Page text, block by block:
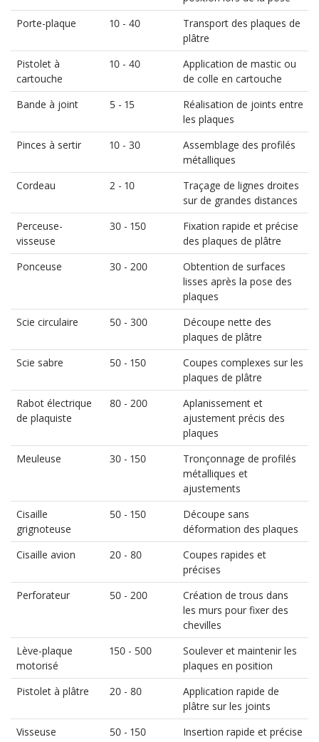
Porte-plaque
10 - 40
Transport des plaques de
plâtre
Pistolet à
cartouche
10 - 40
Application de mastic ou
de colle en cartouche
Bande à joint
5 - 15
Réalisation de joints entre
les plaques
Pinces à sertir
10 - 30
Assemblage des profilés
métalliques
Cordeau
2 - 10
Traçage de lignes droites
sur de grandes distances
Perceuse-
visseuse
30 - 150
Fixation rapide et précise
des plaques de plâtre
Ponceuse
30 - 200
Obtention de surfaces
lisses après la pose des
plaques
Scie circulaire
50 - 300
Découpe nette des
plaques de plâtre
Scie sabre
50 - 150
Coupes complexes sur les
plaques de plâtre
Rabot électrique
de plaquiste
80 - 200
Aplanissement et
ajustement précis des
plaques
Meuleuse
30 - 150
Tronçonnage de profilés
métalliques et
ajustements
Cisaille
grignoteuse
50 - 150
Découpe sans
déformation des plaques
Cisaille avion
20 - 80
Coupes rapides et
précises
Perforateur
50 - 200
Création de trous dans
les murs pour fixer des
chevilles
Lève-plaque
motorisé
150 - 500
Soulever et maintenir les
plaques en position
Pistolet à plâtre
20 - 80
Application rapide de
plâtre sur les joints
Visseuse
50 - 150
Insertion rapide et précise